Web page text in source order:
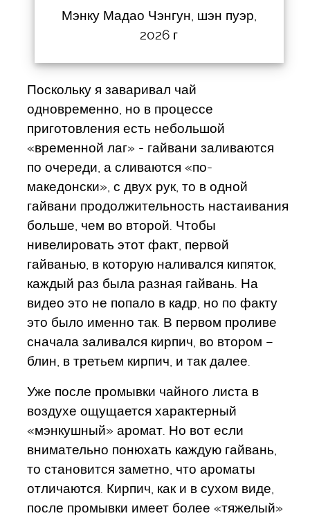
Мэнку Мадао Чэнгун, шэн пуэр,
2026 г
Поскольку я заваривал чай
одновременно, но в процессе
приготовления есть небольшой
«временной лаг» - гайвани заливаются
по очереди, а сливаются «по-
македонски», с двух рук, то в одной
гайвани продолжительность настаивания
больше, чем во второй. Чтобы
нивелировать этот факт, первой
гайванью, в которую наливался кипяток,
каждый раз была разная гайвань. На
видео это не попало в кадр, но по факту
это было именно так. В первом проливе
сначала заливался кирпич, во втором –
блин, в третьем кирпич, и так далее.
Уже после промывки чайного листа в
воздухе ощущается характерный
«мэнкушный» аромат. Но вот если
внимательно понюхать каждую гайвань,
то становится заметно, что ароматы
отличаются. Кирпич, как и в сухом виде,
после промывки имеет более «тяжелый»